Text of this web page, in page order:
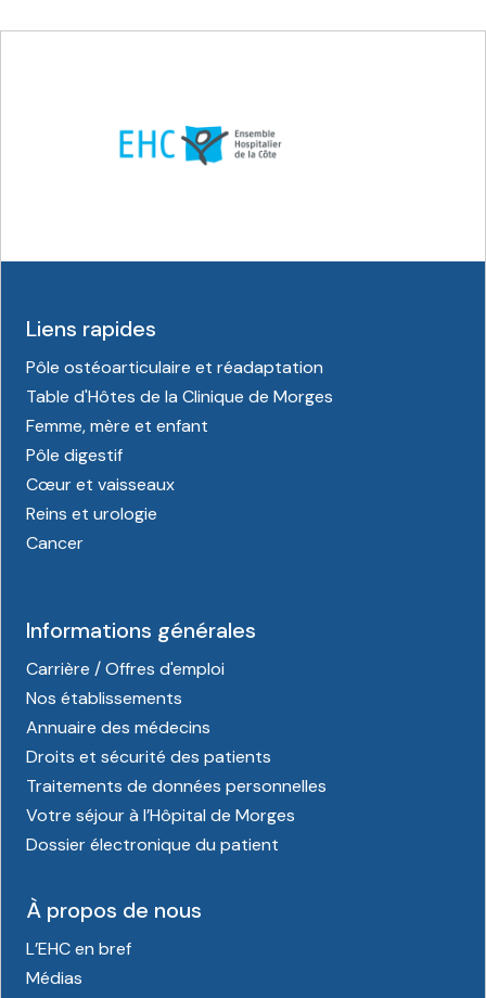
Liens rapides
Pôle ostéoarticulaire et réadaptation
Table d'Hôtes de la Clinique de Morges
Femme, mère et enfant
Pôle digestif
Cœur et vaisseaux
Reins et urologie
Cancer
Informations générales
Carrière / Offres d'emploi
Nos établissements
Annuaire des médecins
Droits et sécurité des patients
Traitements de données personnelles
Votre séjour à l’Hôpital de Morges
Dossier électronique du patient
À propos de nous
L’EHC en bref
Médias